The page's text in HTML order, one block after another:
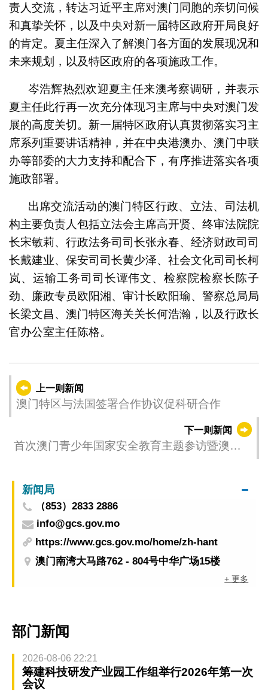
责人交流，转达习近平主席对澳门同胞的亲切问候
和真挚关怀，以及中央对新一届特区政府开局良好
的肯定。夏主任深入了解澳门各方面的发展现况和
未来规划，以及特区政府的各项施政工作。
岑浩辉热烈欢迎夏主任来澳考察调研，并表示
夏主任此行再一次充分体现习主席与中央对澳门发
展的高度关切。新一届特区政府认真贯彻落实习主
席系列重要讲话精神，并在中央港澳办、澳门中联
办等部委的大力支持和配合下，有序推进落实各项
施政部署。
出席交流活动的澳门特区行政、立法、司法机
构主要负责人包括立法会主席高开贤、终审法院院
长宋敏莉、行政法务司司长张永春、经济财政司司
长戴建业、保安司司长黄少泽、社会文化司司长柯
岚、运输工务司司长谭伟文、检察院检察长陈子
劲、廉政专员欧阳湘、审计长欧阳瑜、警察总局局
长梁文昌、澳门特区海关关长何浩瀚，以及行政长
官办公室主任陈格。
上一则新闻
澳门特区与法国签署合作协议促科研合作
下一则新闻
首次澳门青少年国家安全教育主题参访暨澳门
举办
新闻局
（853）2833 2886
info@gcs.gov.mo
https://www.gcs.gov.mo/home/zh-hant
澳门南湾大马路762 - 804号中华广场15楼
+ 更多
部门新闻
2026-08-06 22:21
筹建科技研发产业园工作组举行2026年第一次
会议